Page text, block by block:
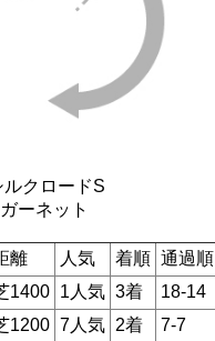
ルクロードS
ーネット
離 人気 着順 通過順
1400 1人気 3着
18-14
1200 7人気 2着 7-7